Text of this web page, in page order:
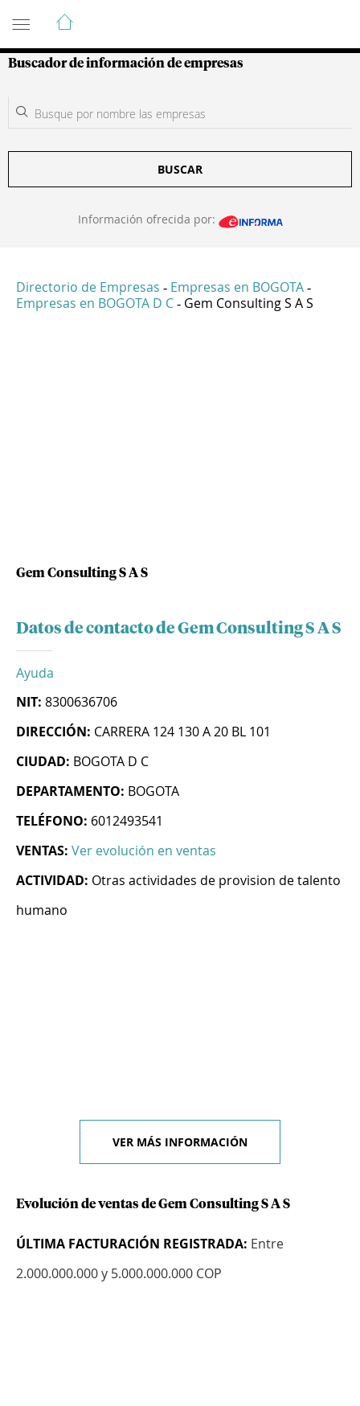
Guía de Empresas Colombianas
Buscador de información de empresas
BUSCAR
Información ofrecida por:
Directorio de Empresas - Empresas en BOGOTA -
Empresas en BOGOTA D C - Gem Consulting S A S
Gem Consulting S A S
Datos de contacto de Gem Consulting S A S
Ayuda
NIT: 8300636706
DIRECCIÓN: CARRERA 124 130 A 20 BL 101
CIUDAD: BOGOTA D C
DEPARTAMENTO: BOGOTA
TELÉFONO: 6012493541
VENTAS: Ver evolución en ventas
ACTIVIDAD: Otras actividades de provision de talento
humano
VER MÁS INFORMACIÓN
Evolución de ventas de Gem Consulting S A S
ÚLTIMA FACTURACIÓN REGISTRADA: Entre
2.000.000.000 y 5.000.000.000 COP